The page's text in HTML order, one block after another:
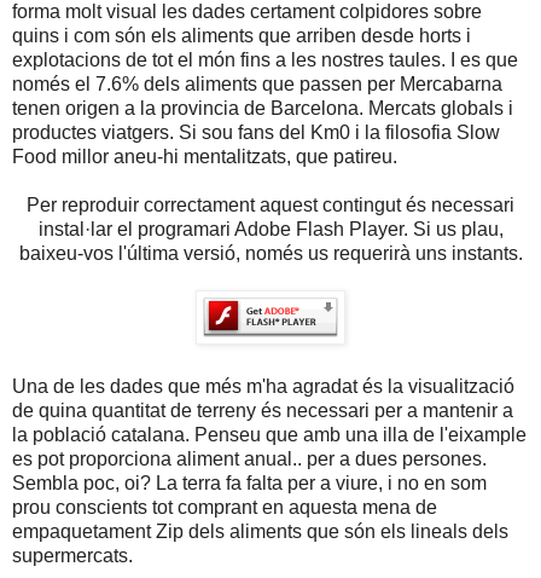
forma molt visual les dades certament colpidores sobre
quins i com són els aliments que arriben desde horts i
explotacions de tot el món fins a les nostres taules. I es que
només el 7.6% dels aliments que passen per Mercabarna
tenen origen a la provincia de Barcelona. Mercats globals i
productes viatgers. Si sou fans del Km0 i la filosofia Slow
Food millor aneu-hi mentalitzats, que patireu.
Per reproduir correctament aquest contingut és necessari
instal·lar el programari Adobe Flash Player. Si us plau,
baixeu-vos l'última versió, només us requerirà uns instants.
Una de les dades que més m'ha agradat és la visualització
de quina quantitat de terreny és necessari per a mantenir a
la població catalana. Penseu que amb una illa de l'eixample
es pot proporciona aliment anual.. per a dues persones.
Sembla poc, oi? La terra fa falta per a viure, i no en som
prou conscients tot comprant en aquesta mena de
empaquetament Zip dels aliments que són els lineals dels
supermercats.